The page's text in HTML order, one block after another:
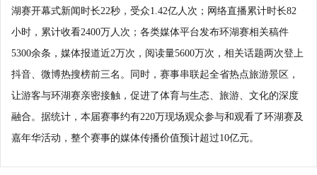
湖赛开幕式新闻时长22秒，受众1.42亿人次；网络直播累计时长82
小时，累计收看2400万人次；各类媒体平台发布环湖赛相关稿件
5300余条，媒体报道近2万次，阅读量5600万次，相关话题两次登上
抖音、微博热搜榜前三名。同时，赛事串联起全省热点旅游景区，
让游客与环湖赛亲密接触，促进了体育与生态、旅游、文化的深度
融合。据统计，本届赛事约有220万现场观众参与和观看了环湖赛及
嘉年华活动，整个赛事的媒体传播价值预计超过10亿元。